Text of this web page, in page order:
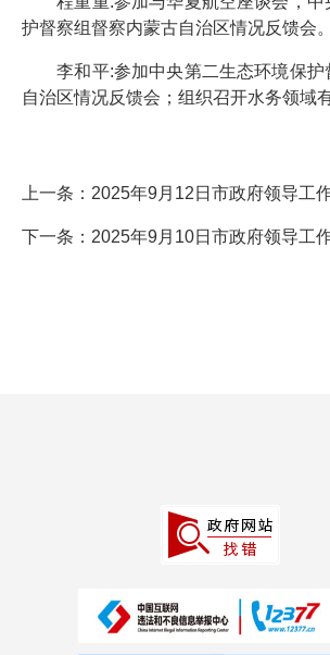
护督察组督察内蒙古自治区情况反馈会。
李和平:参加中央第二生态环境保护
自治区情况反馈会；组织召开水务领域
上一条： 2025年9月12日市政府领导工
下一条： 2025年9月10日市政府领导工